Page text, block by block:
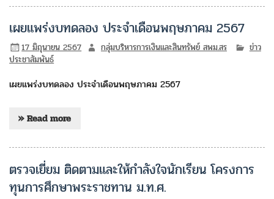
เผยแพร่งบทดลอง ประจำเดือนพฤษภาคม 2567
17 มิถุนายน 2567 กลุ่มบริหารการเงินและสินทรัพย์ สพม.สร
ข่าว
ประชาสัมพันธ์
เผยแพร่งบทดลอง ประจำเดือนพฤษภาคม 2567
» Read more
ตรวจเยี่ยม ติดตามและให้กำลังใจนักเรียน โครงการ
ทุนการศึกษาพระราชทาน ม.ท.ศ.